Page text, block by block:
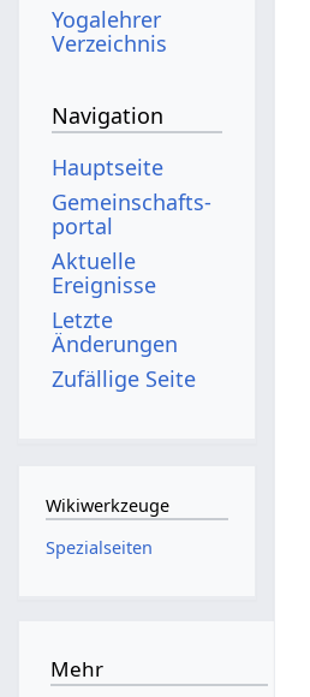
Yogalehrer
Verzeichnis
Navigation
Hauptseite
Gemeinschafts­
portal
Aktuelle
Ereignisse
Letzte
Änderungen
Zufällige Seite
Wikiwerkzeuge
Spezialseiten
Mehr